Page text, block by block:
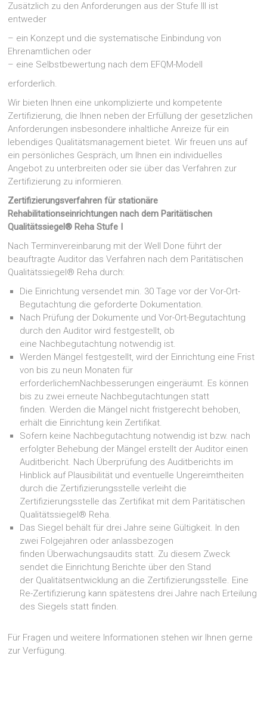
Zusätzlich zu den Anforderungen aus der Stufe III ist
entweder
– ein Konzept und die systematische Einbindung von
Ehrenamtlichen oder
– eine Selbstbewertung nach dem EFQM-Modell
erforderlich.
Wir bieten Ihnen eine unkomplizierte und kompetente
Zertifizierung, die Ihnen neben der Erfüllung der gesetzlichen
Anforderungen insbesondere inhaltliche Anreize für ein
lebendiges Qualitätsmanagement bietet. Wir freuen uns auf
ein persönliches Gespräch, um Ihnen ein individuelles
Angebot zu unterbreiten oder sie über das Verfahren zur
Zertifizierung zu informieren.
Zertifizierungsverfahren für stationäre
Rehabilitationseinrichtungen nach dem Paritätischen
Qualitätssiegel® Reha Stufe I
Nach Terminvereinbarung mit der Well Done führt der
beauftragte Auditor das Verfahren nach dem Paritätischen
Qualitätssiegel® Reha durch:
Die Einrichtung versendet min. 30 Tage vor der Vor-Ort-
Begutachtung die geforderte Dokumentation.
Nach Prüfung der Dokumente und Vor-Ort-Begutachtung
durch den Auditor wird festgestellt, ob
eine Nachbegutachtung notwendig ist.
Werden Mängel festgestellt, wird der Einrichtung eine Frist
von bis zu neun Monaten für
erforderlichemNachbesserungen eingeräumt. Es können
bis zu zwei erneute Nachbegutachtungen statt
finden. Werden die Mängel nicht fristgerecht behoben,
erhält die Einrichtung kein Zertifikat.
Sofern keine Nachbegutachtung notwendig ist bzw. nach
erfolgter Behebung der Mängel erstellt der Auditor einen
Auditbericht. Nach Überprüfung des Auditberichts im
Hinblick auf Plausibilität und eventuelle Ungereimtheiten
durch die Zertifizierungsstelle verleiht die
Zertifizierungsstelle das Zertifikat mit dem Paritätischen
Qualitätssiegel® Reha.
Das Siegel behält für drei Jahre seine Gültigkeit. In den
zwei Folgejahren oder anlassbezogen
finden Überwachungsaudits statt. Zu diesem Zweck
sendet die Einrichtung Berichte über den Stand
der Qualitätsentwicklung an die Zertifizierungsstelle. Eine
Re-Zertifizierung kann spätestens drei Jahre nach Erteilung
des Siegels statt finden.
Für Fragen und weitere Informationen stehen wir Ihnen gerne
zur Verfügung.